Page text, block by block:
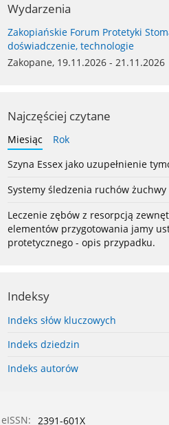
Wydarzenia
Zakopiańskie Forum Protetyki
doświadczenie, technologie
Zakopane, 19.11.2026 - 21.11.2026
Najczęściej czytane
Miesiąc
Rok
Szyna Essex jako uzupełnienie
Systemy śledzenia ruchów
Leczenie zębów z resorpcją
elementów przygotowania jamy
protetycznego - opis przypadku.
Indeksy
Indeks słów kluczowych
Indeks dziedzin
Indeks autorów
eISSN: 2391-601X